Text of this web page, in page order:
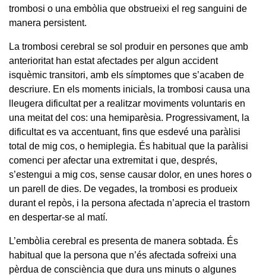
trombosi o una embòlia que obstrueixi el reg sanguini de
manera persistent.
La trombosi cerebral se sol produir en persones que amb
anterioritat han estat afectades per algun accident
isquèmic transitori, amb els símptomes que s’acaben de
descriure. En els moments inicials, la trombosi causa una
lleugera dificultat per a realitzar moviments voluntaris en
una meitat del cos: una hemiparèsia. Progressivament, la
dificultat es va accentuant, fins que esdevé una paràlisi
total de mig cos, o hemiplegia. És habitual que la paràlisi
comenci per afectar una extremitat i que, després,
s’estengui a mig cos, sense causar dolor, en unes hores o
un parell de dies. De vegades, la trombosi es produeix
durant el repòs, i la persona afectada n’aprecia el trastorn
en despertar-se al matí.
L’embòlia cerebral es presenta de manera sobtada. És
habitual que la persona que n’és afectada sofreixi una
pèrdua de consciència que dura uns minuts o algunes